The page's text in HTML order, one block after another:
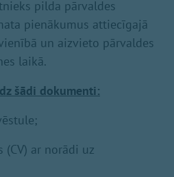
pilda pārvaldes
pienākumus attiecīgajā
un aizvieto pārvaldes
laikā.
šādi dokumenti:
(CV) ar norādi uz